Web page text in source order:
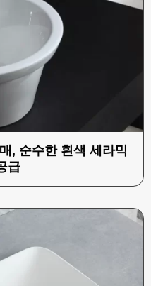
, 순수한 흰색 세라믹
급